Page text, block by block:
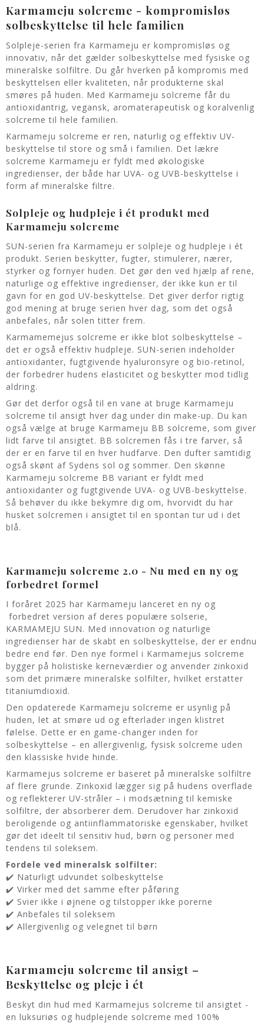
Karmameju solcreme - kompromisløs
solbeskyttelse til hele familien
Solpleje-serien fra Karmameju er kompromisløs og
innovativ, når det gælder solbeskyttelse med fysiske og
mineralske solfiltre. Du går hverken på kompromis med
beskyttelsen eller kvaliteten, når produkterne skal
smøres på huden. Med Karmameju solcreme får du
antioxidantrig, vegansk, aromaterapeutisk og koralvenlig
solcreme til hele familien.
Karmameju solcreme er ren, naturlig og effektiv UV-
beskyttelse til store og små i familien. Det lækre
solcreme Karmameju er fyldt med økologiske
ingredienser, der både har UVA- og UVB-beskyttelse i
form af mineralske filtre.
Solpleje og hudpleje i ét produkt med
Karmameju solcreme
SUN-serien fra Karmameju er solpleje og hudpleje i ét
produkt. Serien beskytter, fugter, stimulerer, nærer,
styrker og fornyer huden. Det gør den ved hjælp af rene,
naturlige og effektive ingredienser, der ikke kun er til
gavn for en god UV-beskyttelse. Det giver derfor rigtig
god mening at bruge serien hver dag, som det også
anbefales, når solen titter frem.
Karmamemejus solcreme er ikke blot solbeskyttelse –
det er også effektiv hudpleje. SUN-serien indeholder
antioxidanter, fugtgivende hyaluronsyre og bio-retinol,
der forbedrer hudens elasticitet og beskytter mod tidlig
aldring.
Gør det derfor også til en vane at bruge Karmameju
solcreme til ansigt hver dag under din make-up. Du kan
også vælge at bruge Karmameju BB solcreme, som giver
lidt farve til ansigtet. BB solcremen fås i tre farver, så
der er en farve til en hver hudfarve. Den dufter samtidig
også skønt af Sydens sol og sommer. Den skønne
Karmameju solcreme BB variant er fyldt med
antioxidanter og fugtgivende UVA- og UVB-beskyttelse.
Så behøver du ikke bekymre dig om, hvorvidt du har
husket solcremen i ansigtet til en spontan tur ud i det
blå.
Karmameju solcreme 2.0 - Nu med en ny og
forbedret formel
I foråret 2025 har Karmameju lanceret en ny og
forbedret version af deres populære solserie,
KARMAMEJU SUN. Med innovation og naturlige
ingredienser har de skabt en solbeskyttelse, der er endnu
bedre end før. Den nye formel i Karmamejus solcreme
bygger på holistiske kerneværdier og anvender zinkoxid
som det primære mineralske solfilter, hvilket erstatter
titaniumdioxid.
Den opdaterede Karmameju solcreme er usynlig på
huden, let at smøre ud og efterlader ingen klistret
følelse. Dette er en game-changer inden for
solbeskyttelse – en allergivenlig, fysisk solcreme uden
den klassiske hvide hinde.
Karmamejus solcreme er baseret på mineralske solfiltre
af flere grunde. Zinkoxid lægger sig på hudens overflade
og reflekterer UV-stråler – i modsætning til kemiske
solfiltre, der absorberer dem. Derudover har zinkoxid
beroligende og antiinflammatoriske egenskaber, hvilket
gør det ideelt til sensitiv hud, børn og personer med
tendens til soleksem.
Fordele ved mineralsk solfilter:
✔️ Naturligt udvundet solbeskyttelse
✔️ Virker med det samme efter påføring
✔️ Svier ikke i øjnene og tilstopper ikke porerne
✔️ Anbefales til soleksem
✔️ Allergivenlig og velegnet til børn
Karmameju solcreme til ansigt –
Beskyttelse og pleje i ét
Beskyt din hud med Karmamejus solcreme til ansigtet -
en luksuriøs og hudplejende solcreme med 100%